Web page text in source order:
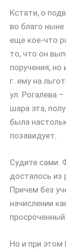
Кстати, о
во благо
еще кое-что
то, что он
поручения, но
г. ему на
ул. Рогалева
шара эта,
была
позавидует.
Судите сами.
досталось из
Причем без
начислении
Но и при этом